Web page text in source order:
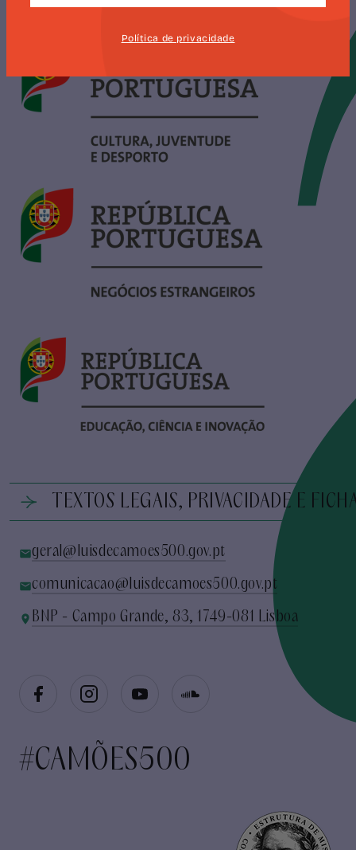
TEXTOS LEGAIS, PRIVACIDADE E
geral@luisdecamoes500.gov.pt
comunicacao@luisdecamoes500.gov.pt
BNP - Campo Grande, 83, 1749-081 Lisboa
#CAMÕES500
Política de privacidade